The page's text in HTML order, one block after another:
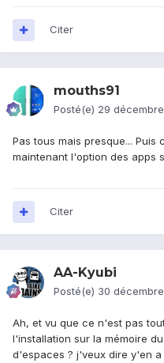
Citer
mouths91
Posté(e) 29 décembre
Pas tous mais presque...
maintenant l'option des apps
Citer
AA-Kyubi
Posté(e) 30 décembre
Ah, et vu que ce n'est pas
l'installation sur la mémoire
d'espaces ? j'veux dire y'en